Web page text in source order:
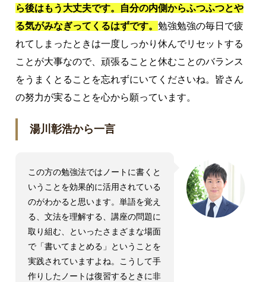
ら後はもう大丈夫です。自分の内側からふつふつとや
る気がみなぎってくるはずです。 勉強勉強の毎日で疲
れてしまったときは一度しっかり休んでリセットする
ことが大事なので、頑張ることと休むことのバランス
をうまくとることを忘れずにいてくださいね。皆さん
の努力が実ることを心から願っています。
湯川彰浩から一言
この方の勉強法ではノートに書くと
いうことを効果的に活用されている
のがわかると思います。単語を覚え
る、文法を理解する、講座の問題に
取り組む、といったさまざまな場面
で「書いてまとめる」ということを
実践されていますよね。こうして手
作りしたノートは復習するときに非